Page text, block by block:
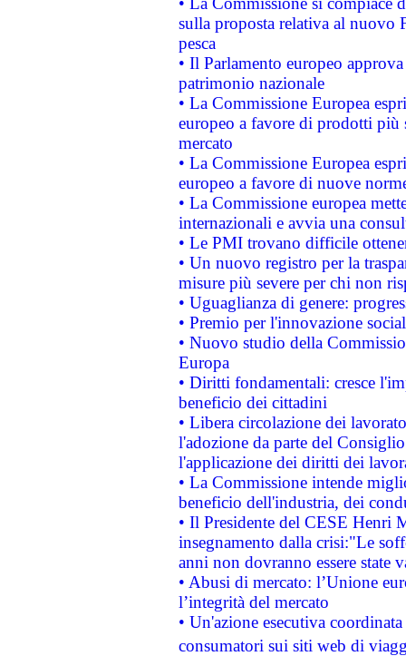
sulla proposta relativa al nuovo
pesca
• Il Parlamento europeo
patrimonio nazionale
• La Commissione Europea
europeo a favore di prodotti
mercato
• La Commissione Europea
europeo a favore di nuove
• La Commissione europea
internazionali e avvia una
• Le PMI trovano difficile
• Un nuovo registro per la
misure più severe per chi non
• Uguaglianza di genere:
• Premio per l'innovazione
• Nuovo studio della
Europa
• Diritti fondamentali: cresce
beneficio dei cittadini
• Libera circolazione dei
l'adozione da parte del
l'applicazione dei diritti dei
• La Commissione intende
beneficio dell'industria, dei
• Il Presidente del CESE Henri
insegnamento dalla crisi:"Le
anni non dovranno essere state
• Abusi di mercato: l’Unione
l’integrità del mercato
• Un'azione esecutiva
consumatori sui siti web di